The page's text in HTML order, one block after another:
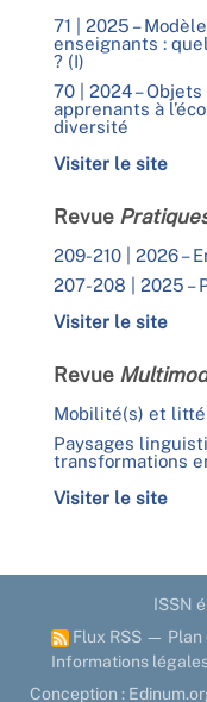
71 | 2025 –
enseignants :
? (I)
70 | 2024 –
apprenants à
diversité
Visiter le site
Revue
209-210 | 2026 –
207-208 | 2025 –
Visiter le site
Revue
Mobilité(s) et
Paysages
transformations
Visiter le site
ISSN
Flux RSS— Plan
Informations
Conception :